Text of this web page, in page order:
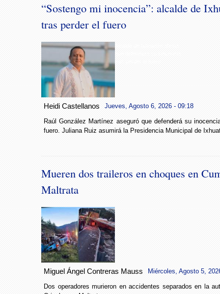
“Sostengo mi inocencia”: alcalde de
tras perder el fuero
Heidi Castellanos Jueves, Agosto 6, 2026 - 09:18
Raúl González Martínez aseguró que defenderá su
fuero. Juliana Ruiz asumirá la Presidencia Municipal de
Mueren dos traileros en choques en
Maltrata
Miguel Ángel Contreras Mauss Miércoles, Agosto 5,
Dos operadores murieron en accidentes separados en la